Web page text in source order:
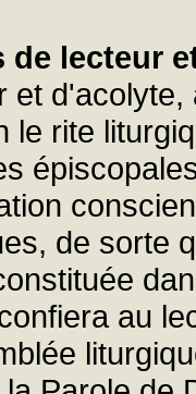
de lecteur
et
le rite
de sorte
au